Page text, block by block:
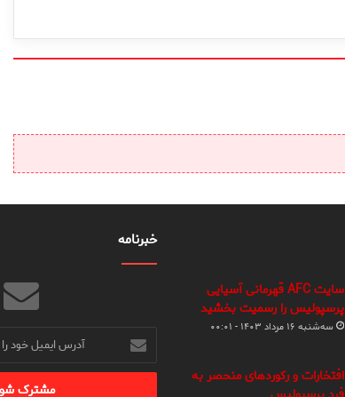
سایت AFC قهرمانی آسیایی
پرسپولیس را رسمیت بخشید
سه‌شنبه ۱۶ مرداد ۱۴۰۳ - ۰۰:۰۱
افتخارات و رکوردهای منحصر به
خبرنامه
آدرس
ایمیل
خود